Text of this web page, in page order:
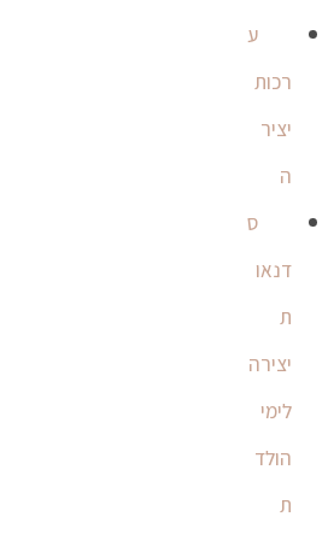
ע
רכות
יציר
ה
ס
דנאו
ת
יצירה
לימי
הולד
ת